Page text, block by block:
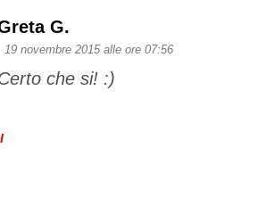
G.
19 novembre 2015 alle ore 07:56
che si! :)